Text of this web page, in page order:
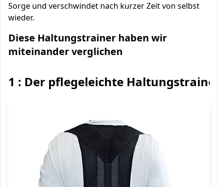
Sorge und verschwindet nach kurzer Zeit von selbst
wieder.
Diese Haltungstrainer haben wir
miteinander verglichen
1 : Der pflegeleichte